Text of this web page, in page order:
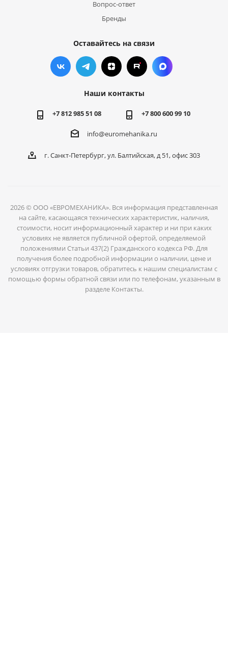
Вопрос-ответ
Бренды
Оставайтесь на связи
Наши контакты
+7 812 985 51 08 +7 800 600 99 10
info@euromehanika.ru
г. Санкт-Петербург, ул. Балтийская, д 51, офис 303
2026 © ООО «ЕВРОМЕХАНИКА». Вся информация представленная
на сайте, касающаяся технических характеристик, наличия,
стоимости, носит информационный характер и ни при каких
условиях не является публичной офертой, определяемой
положениями Статьи 437(2) Гражданского кодекса РФ. Для
получения более подробной информации о наличии, цене и
условиях отгрузки товаров, обратитесь к нашим специалистам с
помощью формы обратной связи или по телефонам, указанным в
разделе Контакты.